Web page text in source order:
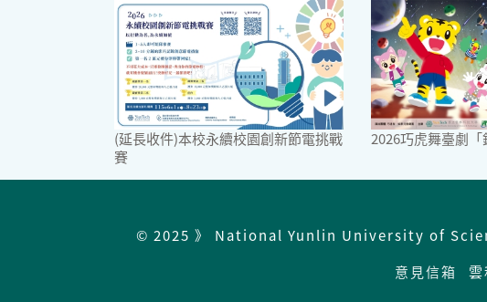
(延長收件)本校永續校園創新節電挑戰
賽
2026巧虎舞臺劇「
© 2025 》 National Yunlin University of
意見信箱